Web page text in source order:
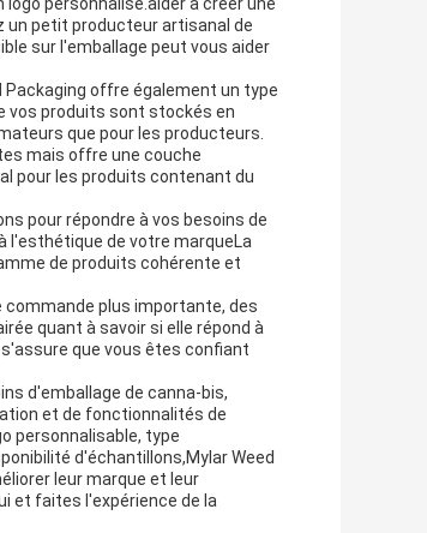
un petit producteur artisanal de
sur l'emballage peut vous aider
Packaging offre également un type
vos produits sont stockés en
que pour les producteurs.
mais offre une couche
pour les produits contenant du
pour répondre à vos besoins de
l'esthétique de votre marqueLa
de produits cohérente et
commande plus importante, des
quant à savoir si elle répond à
que vous êtes confiant
d'emballage de canna-bis,
et de fonctionnalités de
personnalisable, type
d'échantillons,Mylar Weed
leur marque et leur
et faites l'expérience de la